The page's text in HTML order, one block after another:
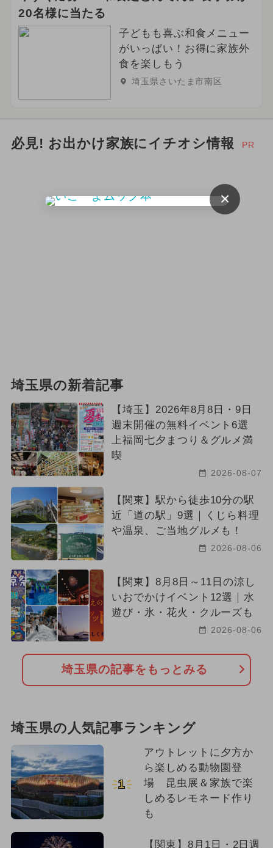
20名様に当たる
子どもも喜ぶ和食メニュー
がいっぱい！お得に家族外
食を楽しもう
埼玉県さいたま市南区
必見! お出かけ家族にイチオシ情報 PR
埼玉県の新着記事
【埼玉】2026年8月8日・9日
週末開催の無料イベント6選
上福岡七夕まつり＆グルメ満
喫
2026-08-07
【関東】駅から徒歩10分の駅
近「道の駅」9選｜くじら料理
や温泉、ご当地グルメも！
2026-08-06
【関東】8月8日～11日の涼し
いおでかけイベント12選｜水
遊び・氷・花火・クルーズも
2026-08-06
埼玉県の記事をもっとみる
埼玉県の人気記事ランキング
1
アウトレットに夕方か
ら楽しめる動物園登
場 昆虫展＆家族で楽
しめるレモネード作り
も
【関東】8月1日・2日週
×